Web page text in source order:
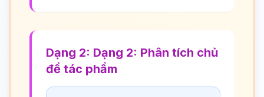
Dạng 2: Dạng 2: Phân tích chủ
đề tác phẩm